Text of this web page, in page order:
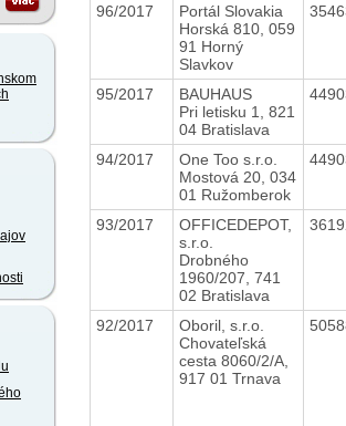
96/2017
Portál Slovakia
Horská 810, 059
91 Horný
Slavkov
95/2017
BAUHAUS
Pri letisku 1, 821
04 Bratislava
94/2017
One Too s.r.o.
Mostová 20, 034
01 Ružomberok
93/2017
OFFICEDEPOT,
s.r.o.
Drobného
1960/207, 741
02 Bratislava
92/2017
Oboril, s.r.o.
Chovateľská
cesta 8060/2/A,
917 01 Trnava